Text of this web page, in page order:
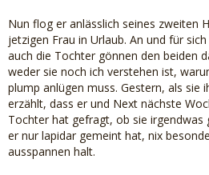
Nun flog er anlässlich seines zweiten
jetzigen Frau in Urlaub. An und für
auch die Tochter gönnen den beiden
weder sie noch ich verstehen ist,
plump anlügen muss. Gestern, als sie
erzählt, dass er und Next nächste
Tochter hat gefragt, ob sie
er nur lapidar gemeint hat, nix
ausspannen halt.